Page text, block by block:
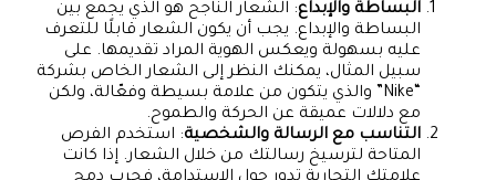
البساطة والإبداع: الشعار الناجح هو الذي يجمع بين
البساطة والإبداع. يجب أن يكون الشعار قابلًا للتعرف
عليه بسهولة ويعكس الهوية المراد تقديمها. على
سبيل المثال، يمكنك النظر إلى الشعار الخاص بشركة
“Nike” والذي يتكون من علامة بسيطة وفعّالة، ولكن
مع دلالات عميقة عن الحركة والطموح.
التناسب مع الرسالة والشخصية: استخدم الفرص
المتاحة لترسيخ رسالتك من خلال الشعار. إذا كانت